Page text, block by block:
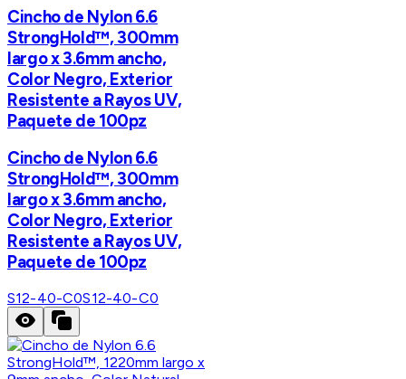
Cincho de Nylon 6.6
StrongHold™, 300mm
largo x 3.6mm ancho,
Color Negro, Exterior
Resistente a Rayos UV,
Paquete de 100pz
Cincho de Nylon 6.6
StrongHold™, 300mm
largo x 3.6mm ancho,
Color Negro, Exterior
Resistente a Rayos UV,
Paquete de 100pz
S12-40-C0S12-40-C0